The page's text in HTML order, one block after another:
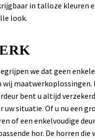
in talloze kleuren
look.
we dat geen
wij maatwerkoplossingen.
bent u altijd
uw situatie. Of u nu een
of een enkelvoudige
hor. De horren die